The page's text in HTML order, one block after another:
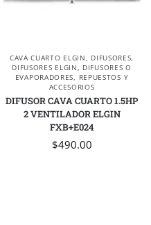
CAVA CUARTO ELGIN, DIFUSORES,
DIFUSORES ELGIN, DIFUSORES O
EVAPORADORES, REPUESTOS Y
ACCESORIOS
DIFUSOR CAVA CUARTO 1.5HP
2 VENTILADOR ELGIN
FXB+E024
$490.00